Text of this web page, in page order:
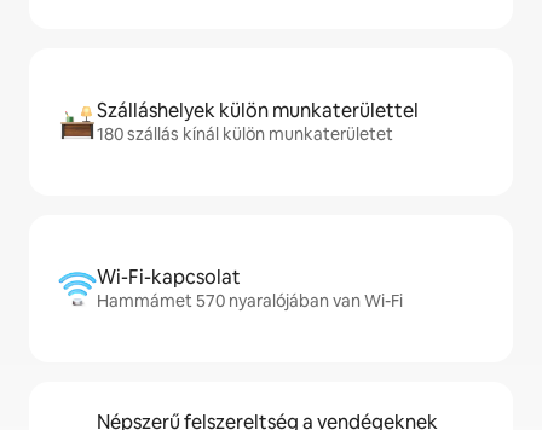
Szálláshelyek külön munkaterülettel
180 szállás kínál külön munkaterületet
Wi-Fi-kapcsolat
Hammámet 570 nyaralójában van Wi-Fi
Népszerű felszereltség a vendégeknek